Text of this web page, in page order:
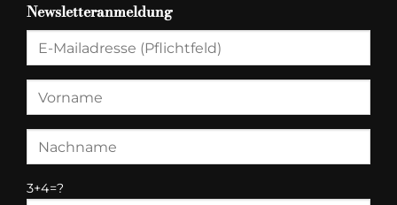
Newsletteranmeldung
3+4=?